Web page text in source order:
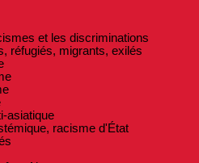
et les discriminations
réfugiés, migrants, exilés
asiatique
racisme d'État